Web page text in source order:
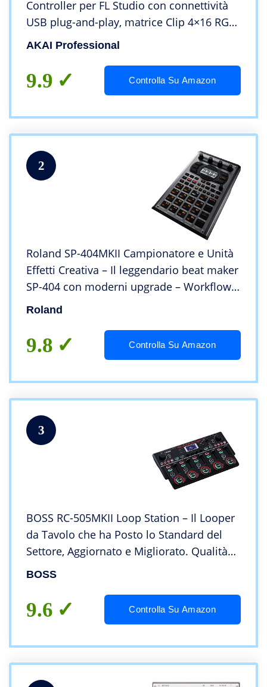
Controller per FL Studio con connettività
USB plug-and-play, matrice Clip 4×16 RGB
con pad sensibili alla velocity, display
AKAI Professional
9.9 Controlla Su Amazon
2
Roland SP-404MKII Campionatore e Unità
Effetti Creativa – Il leggendario beat maker
SP-404 con moderni upgrade – Workflow
veloce – 16 GB di memoria interna –
Roland
9.8 Controlla Su Amazon
3
BOSS RC-505MKII Loop Station – Il Looper
da Tavolo che ha Posto lo Standard del
Settore, Aggiornato e Migliorato. Qualità
sonora leader nella sua categoria. Cinque
BOSS
9.6 Controlla Su Amazon